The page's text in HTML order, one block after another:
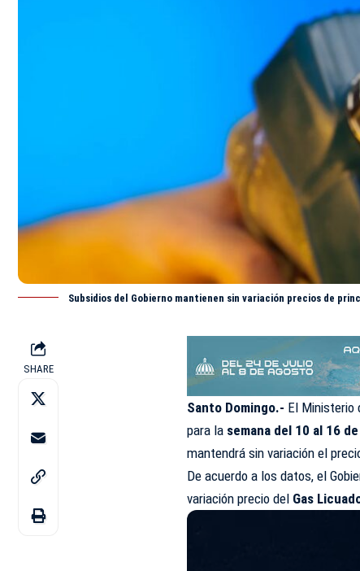
Subsidios del Gobierno mantienen sin variación precios de
SHARE
Santo Domingo.- El Ministerio
para la semana del 10 al 16
mantendrá sin variación el
De acuerdo a los datos, el
variación precio del Gas